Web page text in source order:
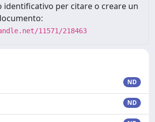
identificativo per citare o creare un
11571/218463
ND
ND